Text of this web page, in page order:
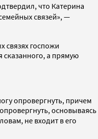
что Катерина
связей», —
связях госпожи
сказанного, а прямую
опровергнуть, причем
основываясь
не входит в его